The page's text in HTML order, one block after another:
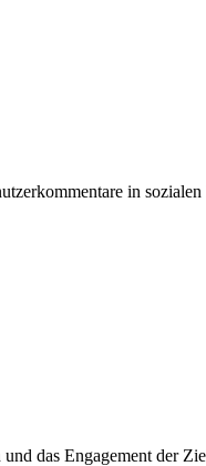
in
das Engagement der